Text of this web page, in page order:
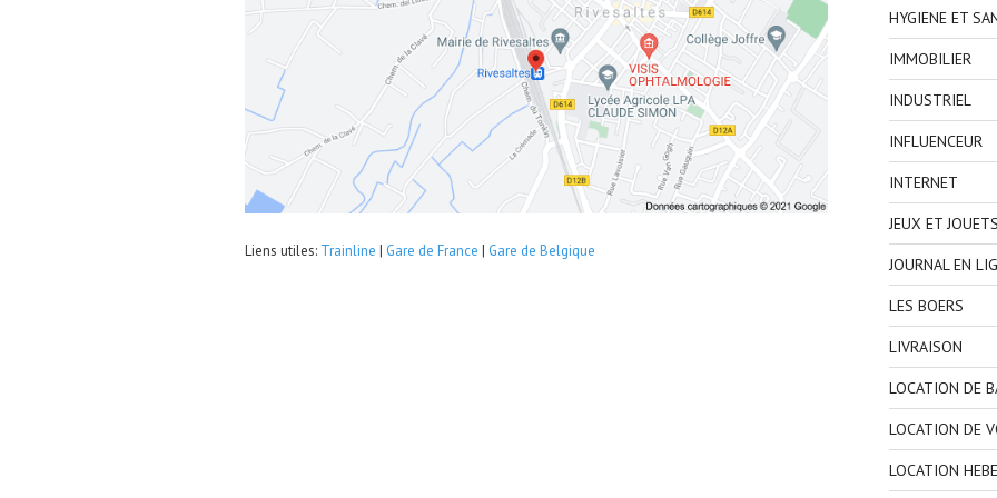
Liens utiles: Trainline | Gare de France | Gare de Belgique
HYGIENE ET
IMMOBILIER
INDUSTRIEL
INFLUENCEUR
INTERNET
JEUX ET JOUETS
JOURNAL EN
LES BOERS
LIVRAISON
LOCATION DE
LOCATION DE
LOCATION